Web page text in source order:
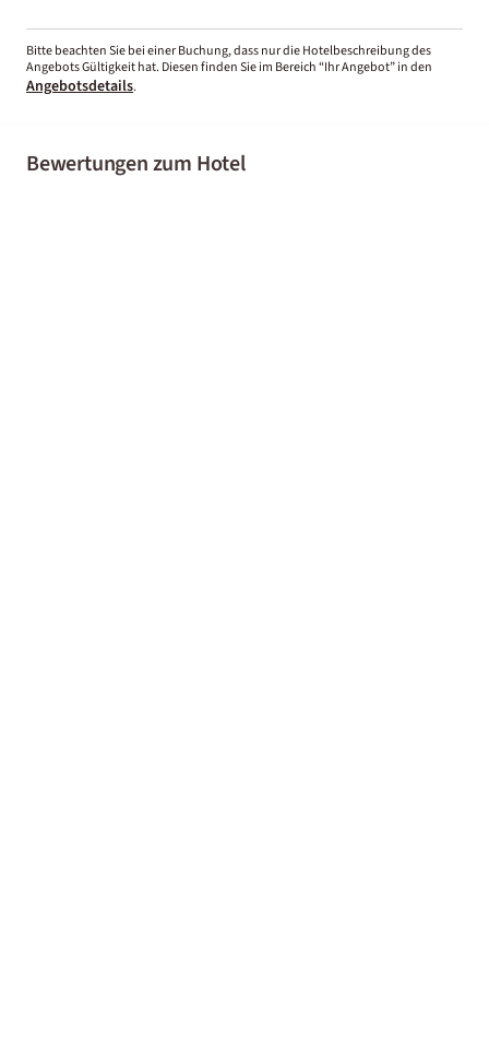
Bitte beachten Sie bei einer Buchung, dass nur die Hotelbeschreibung des
Angebots Gültigkeit hat. Diesen finden Sie im Bereich “Ihr Angebot” in den
Angebotsdetails.
Bewertungen zum Hotel